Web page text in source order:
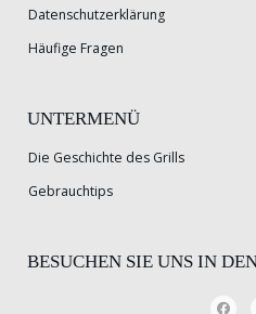
Datenschutzerklärung
Häufige Fragen
UNTERMENÜ
Die Geschichte des Grills
Gebrauchtips
BESUCHEN SIE UNS IN